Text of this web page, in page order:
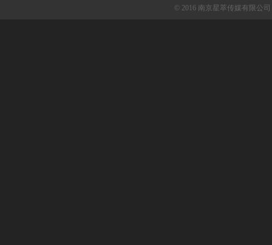
© 2016 南京星萃传媒有限公司